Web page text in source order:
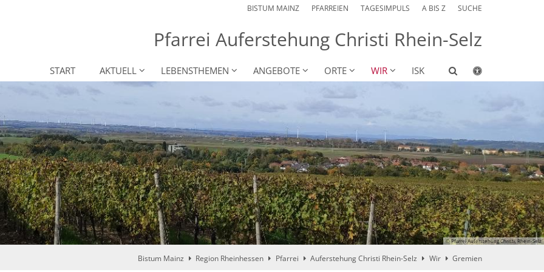
BISTUM MAINZ PFARREIEN TAGESIMPULS A BIS Z SUCHE
Pfarrei Auferstehung Christi Rhein-Selz
START AKTUELL LEBENSTHEMEN ANGEBOTE ORTE WIR ISK
© Pfarrei Auferstehung Christi, Rhein-Selz
Bistum Mainz Region Rheinhessen Pfarrei Auferstehung Christi Rhein-Selz Wir Gremien